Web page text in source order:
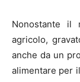
Nonostante il
agricolo,
anche da un
alimentare per